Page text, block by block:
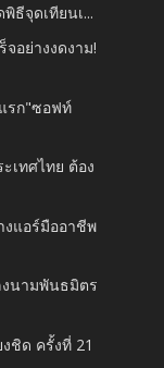
ธีจุดเทียนเ...
อย่างงดงาม!
รก"ซอฟท์
เทศไทย ต้อง
แอร์มืออาชีพ
นามพันธมิตร
ชิด ครั้งที่ 21